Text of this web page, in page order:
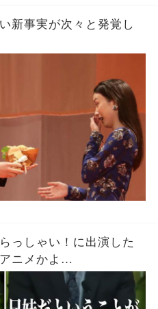
新事実が次々と発覚し
っしゃい！に出演した
ニメかよ…